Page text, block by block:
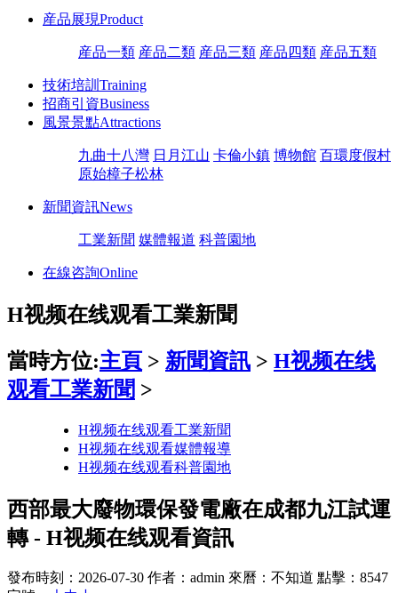
産品展現Product
産品一類 産品二類 産品三類 産品四類 産品五類
技術培訓 Training
招商引資Business
風景景點Attractions
九曲十八灣 日月江山 卡倫小鎮 博物館 百環度假村
原始樟子松林
新聞資訊News
工業新聞 媒體報道 科普園地
在線咨詢Online
H视频在线观看工業新聞
當時方位:主頁 > 新聞資訊 > H视频在线
观看工業新聞 >
H视频在线观看工業新聞
H视频在线观看媒體報導
H视频在线观看科普園地
西部最大廢物環保發電廠在成都九江試運
轉 - H视频在线观看資訊
發布時刻：2026-07-30 作者：admin 來曆：不知道 點擊：8547